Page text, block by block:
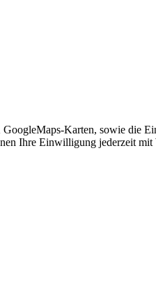
Karten, sowie die
Ihre Einwilligung jederzeit